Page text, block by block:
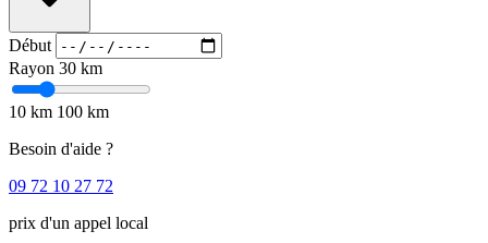
Début
Rayon 30 km
10 km 100 km
Besoin d'aide ?
09 72 10 27 72
prix d'un appel local